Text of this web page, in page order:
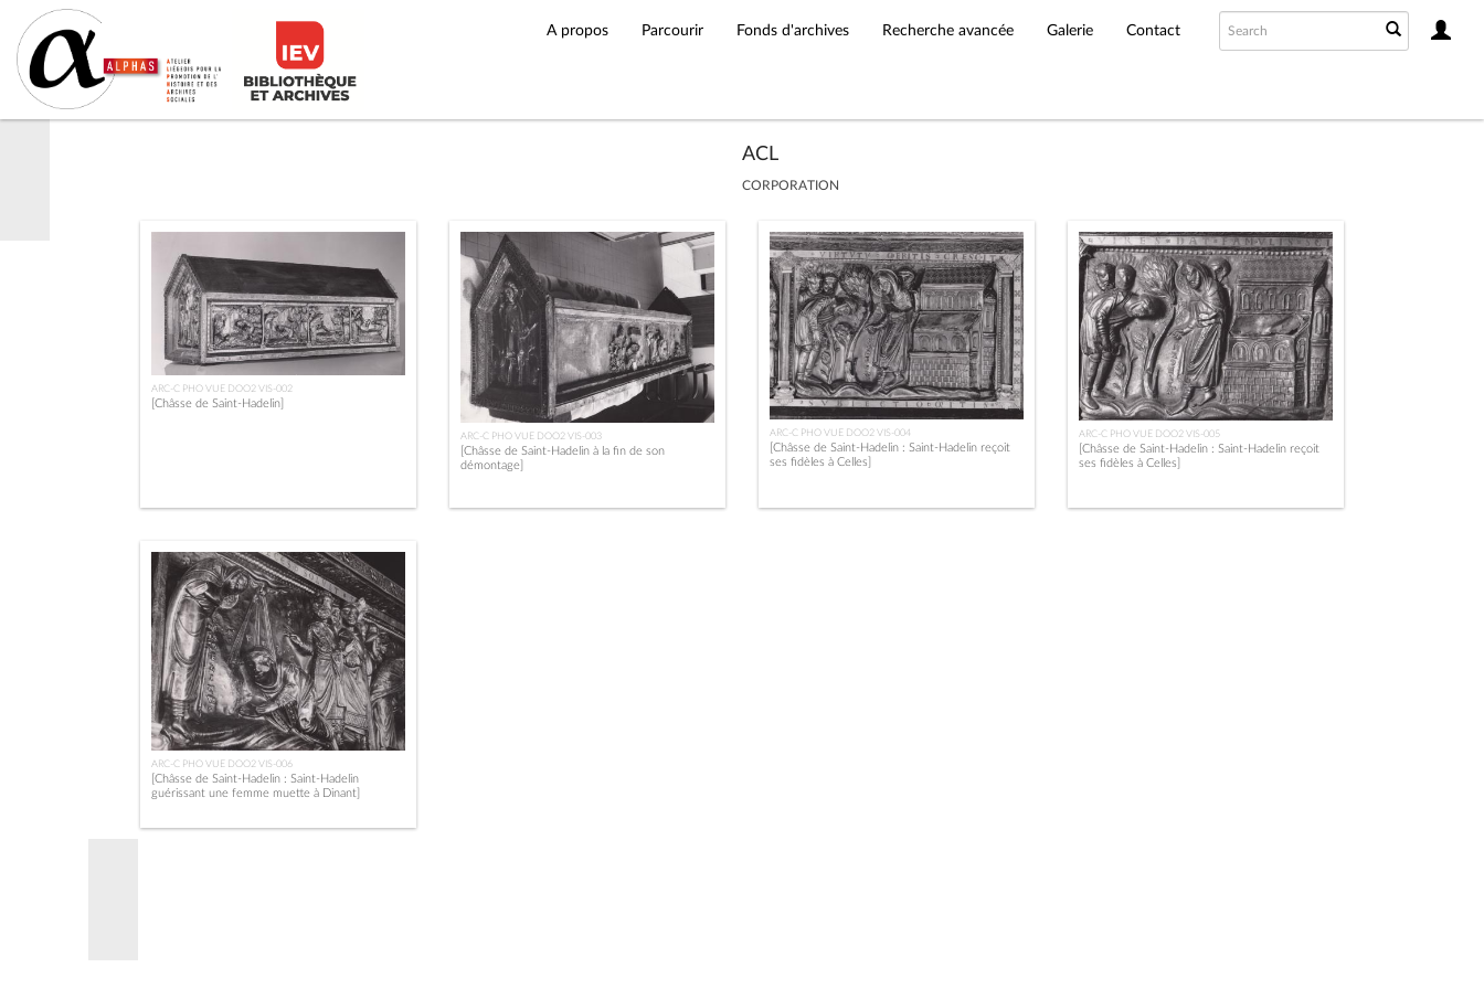
A propos Parcourir Fonds d'archives Recherche avancée Galerie Contact
ACL
CORPORATION
ARC-C PHO VUE DOO2 VIS-002
[Châsse de Saint-Hadelin]
ARC-C PHO VUE DOO2 VIS-003
[Châsse de Saint-Hadelin à la fin de son
démontage]
ARC-C PHO VUE DOO2 VIS-004
[Châsse de Saint-Hadelin : Saint-Hadelin reçoit
ses fidèles à Celles]
ARC-C PHO VUE DOO2 VIS-005
[Châsse de Saint-Hadelin : Saint-Hadelin reçoit
ses fidèles à Celles]
ARC-C PHO VUE DOO2 VIS-006
[Châsse de Saint-Hadelin : Saint-Hadelin
guérissant une femme muette à Dinant]